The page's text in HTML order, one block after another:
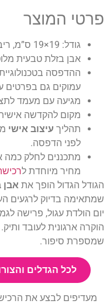
פרטי המוצר
גודל: 19×19 ס”מ, ריבוע גדול
אבן בזלת טבעית
ההדפסה
עמוקים גם בפרטים
מגיעה עם מעמד
מקום להקדשה
תהליך עיצוב אישי
לפני הדפסה.
מתכננים לחלק כמה
מחיר מיוחדת ל
הגודל הגדול הופך את אבן
יום הולדת עגול, פרישה
הוקרה ארגונית לעובד
שמספרת סיפור.
לכל הגדלים
מעדיפים לבצע את